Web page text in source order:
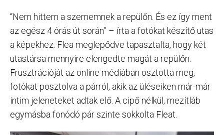
“Nem hittem a szememnek a repülőn. És ez így ment
az egész 4 órás út során” – írta a fotókat készítő utas
a képekhez. Flea meglepődve tapasztalta, hogy két
utastársa mennyire elengedte magát a repülőn.
Frusztrációját az online médiában osztotta meg,
fotókat posztolva a párról, akik az üléseiken már-már
intim jeleneteket adtak elő. A cipő nélkül, mezítláb
egymásba fonódó pár szinte sokkolta Fleat.